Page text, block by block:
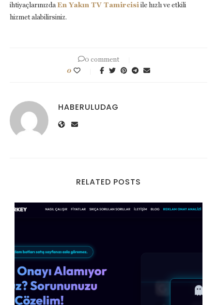
ihtiyaçlarınızdaEn Yakın TV Tamircisi ile hızlı ve etkili
hizmet alabilirsiniz.
0 comment
0
HABERULUDAG
RELATED POSTS